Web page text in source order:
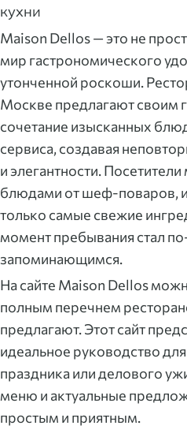
кухни
Maison Dellos — это не
мир гастрономического
утонченной роскоши.
Москве предлагают своим
сочетание изысканных
сервиса, создавая
и элегантности. Посетители
блюдами от шеф-поваров,
только самые свежие
момент пребывания стал
запоминающимся.
На сайте Maison Dellos
полным перечнем
предлагают. Этот сайт
идеальное руководство
праздника или делового
меню и актуальные
простым и приятным.